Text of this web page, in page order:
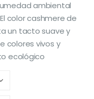
ambiental
color cashmere de
un tacto suave y
colores vivos y
ecológico